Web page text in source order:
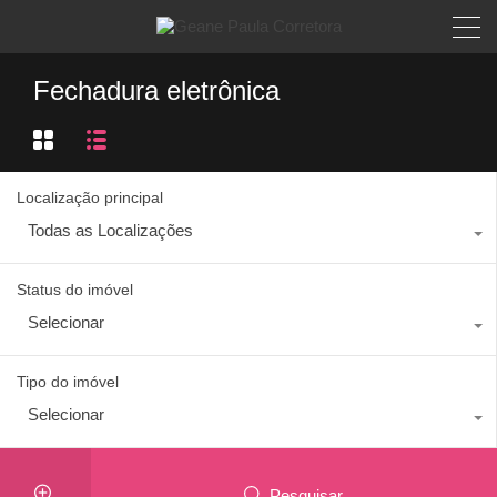
Fechadura eletrônica
Localização principal
Todas as Localizações
Status do imóvel
Selecionar
Tipo do imóvel
Selecionar